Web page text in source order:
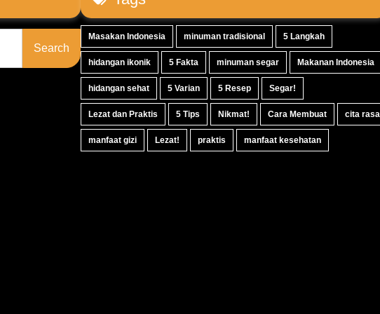
Masakan Indonesia minuman tradisional 5 Langkah
hidangan ikonik 5 Fakta minuman segar Makanan Indonesia
hidangan sehat 5 Varian 5 Resep Segar!
Lezat dan Praktis 5 Tips Nikmat! Cara Membuat cita rasa
manfaat gizi Lezat! praktis manfaat kesehatan